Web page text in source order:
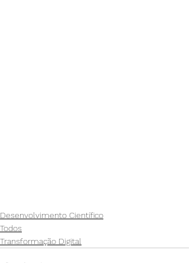
Desenvolvimento Científico
Todos
Transformação Digital